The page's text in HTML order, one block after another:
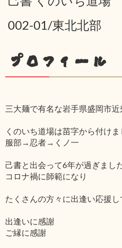
002-01/東北北部
プロフィール
三大麺で有名な岩手県盛岡市近
くのいち道場は苗字から付けま
服部→忍者→くノ一
己書と出会って6年が過ぎまし
コロナ禍に師範になり
たくさんの方々に出逢い応援し
出逢いに感謝
ご縁に感謝